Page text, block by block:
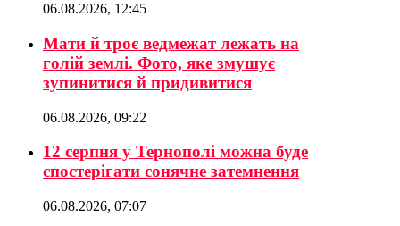
06.08.2026, 12:45
Мати й троє ведмежат лежать на
голій землі. Фото, яке змушує
зупинитися й придивитися
06.08.2026, 09:22
12 серпня у Тернополі можна буде
спостерігати сонячне затемнення
06.08.2026, 07:07